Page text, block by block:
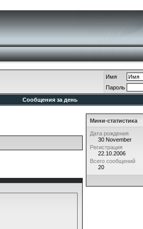
Имя
Пароль
Сообщения за день
Мини-статистика
Дата рождения
30 November
Регистрация
22.10.2006
Всего сообщений
20